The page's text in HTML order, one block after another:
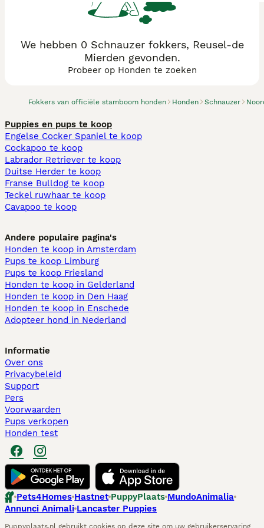
Fokkers van officiële stamboom honden Honden Schnauzer
We hebben 0 Schnauzer fokkers, Reusel-de
Mierden gevonden.
Probeer op Honden te zoeken
Puppies en pups te koop
Engelse Cocker Spaniel te koop
Cockapoo te koop
Labrador Retriever te koop
Duitse Herder te koop
Franse Bulldog te koop
Teckel ruwhaar te koop
Cavapoo te koop
Andere populaire pagina's
Honden te koop in Amsterdam
Pups te koop Limburg​
Pups te koop Friesland​
Honden te koop in Gelderland
Honden te koop in Den Haag
Honden te koop in Enschede
Adopteer hond in Nederland
Informatie
Over ons
Privacybeleid
Support
Pers
Voorwaarden
Pups verkopen
Honden test
Pets4Homes Hastnet PuppyPlaats MundoAnimalia
Annunci Animali Lancaster Puppies
Puppyplaats.nl gebruikt cookies op deze site om uw gebruikerservaring